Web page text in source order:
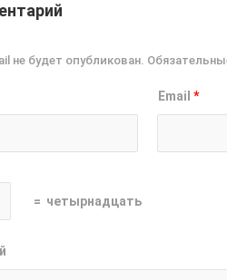
не будет опубликован.
Email *
= четырнадцать